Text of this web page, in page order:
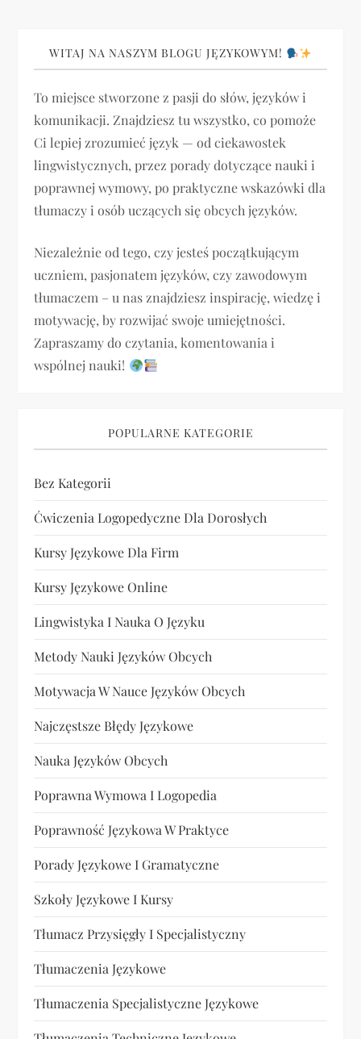
g
a
c
j
a
w
p
i
s
WITAJ NA NASZYM BLOGU JĘZYKOWYM!
To miejsce stworzone z pasji do słów, języków i
komunikacji. Znajdziesz tu wszystko, co pomoże
Ci lepiej zrozumieć język — od ciekawostek
lingwistycznych, przez porady dotyczące nauki i
poprawnej wymowy, po praktyczne wskazówki dla
tłumaczy i osób uczących się obcych języków.
Niezależnie od tego, czy jesteś początkującym
uczniem, pasjonatem języków, czy zawodowym
tłumaczem – u nas znajdziesz inspirację, wiedzę i
motywację, by rozwijać swoje umiejętności.
Zapraszamy do czytania, komentowania i
wspólnej nauki!
POPULARNE KATEGORIE
Bez Kategorii
Ćwiczenia Logopedyczne Dla Dorosłych
Kursy Językowe Dla Firm
Kursy Językowe Online
Lingwistyka I Nauka O Języku
Metody Nauki Języków Obcych
Motywacja W Nauce Języków Obcych
Najczęstsze Błędy Językowe
Nauka Języków Obcych
Poprawna Wymowa I Logopedia
Poprawność Językowa W Praktyce
Porady Językowe I Gramatyczne
Szkoły Językowe I Kursy
Tłumacz Przysięgły I Specjalistyczny
Tłumaczenia Językowe
Tłumaczenia Specjalistyczne Językowe